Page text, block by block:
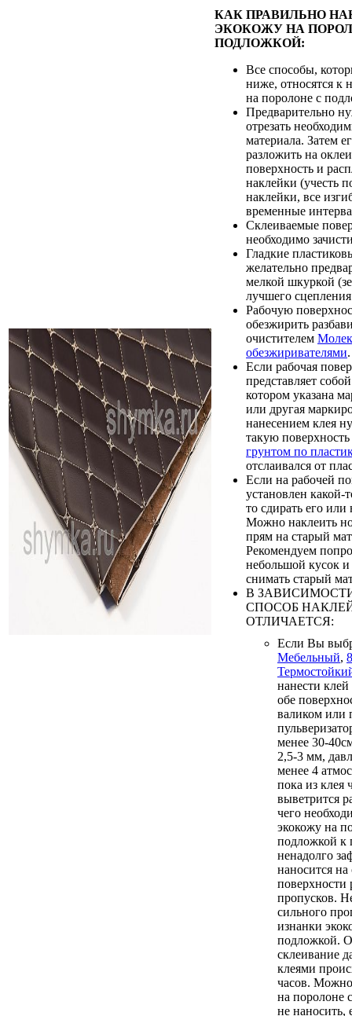
КАК ПРАВИЛЬНО
ЭКОКОЖУ НА
ПОДЛОЖКОЙ:
Все способы,
ниже, относятся к
на поролоне с
Предварительно
отрезать
материала. Затем
разложить на
поверхность и
наклейки (учесть
наклейки, все
временные
Склеиваемые
необходимо
Гладкие
желательно
мелкой шкуркой
лучшего
Рабочую
обезжирить
очистителем
обезжиривателями.
Если рабочая
представляет
котором указана
или другая
нанесением клея
такую поверхность
грунтом по
отслаивался от
Если на рабочей
установлен какой-
то сдирать его
Можно наклеить
прям на старый
Рекомендуем
небольшой кусок
снимать старый
В
СПОСОБ
ОТЛИЧАЕТСЯ:
Если Вы
Мебельный,
нанести
обе
валиком
менее 30-
2,5-3 мм,
менее 4
пока из клея
выветрится
чего
экокожу на
подложкой к
ненадолго
наносится
поверхности
пропусков.
сильного
изнанки
подложкой.
склеивание
клеями
часов.
на поролоне
не наносить,